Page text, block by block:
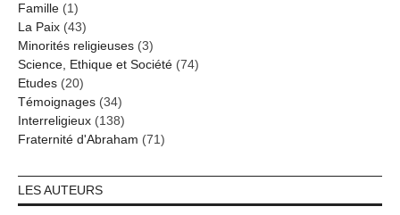
Famille (1)
La Paix (43)
Minorités religieuses (3)
Science, Ethique et Société (74)
Etudes (20)
Témoignages (34)
Interreligieux (138)
Fraternité d'Abraham (71)
LES AUTEURS